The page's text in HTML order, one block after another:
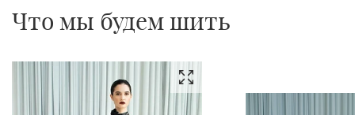
Что мы будем шить